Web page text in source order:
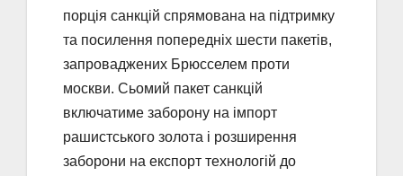
порція санкцій спрямована на підтримку
та посилення попередніх шести пакетів,
запроваджених Брюсселем проти
москви. Сьомий пакет санкцій
включатиме заборону на імпорт
рашистського золота і розширення
заборони на експорт технологій до